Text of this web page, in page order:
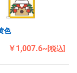
色
￥1,007.6~[税込]